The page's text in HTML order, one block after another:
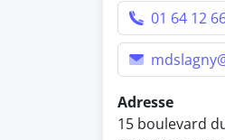
01 64 12
Adresse
15 boulevard